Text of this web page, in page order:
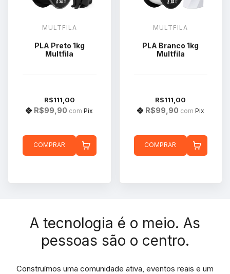
MULTFILA
PLA Preto 1kg
Multfila
R$111,00
R$99,90 com Pix
COMPRAR
MULTFILA
PLA Branco 1kg
Multfila
R$111,00
R$99,90 com Pix
COMPRAR
A tecnologia é o meio. As
pessoas são o centro.
Construímos uma comunidade ativa, eventos reais e um